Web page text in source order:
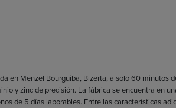
en Menzel Bourguiba, Bizerta, a solo 60
y zinc de precisión. La fábrica se encuentra en
de 5 días laborables. Entre las características